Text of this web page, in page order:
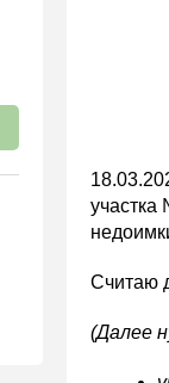
Считаю
(Далее